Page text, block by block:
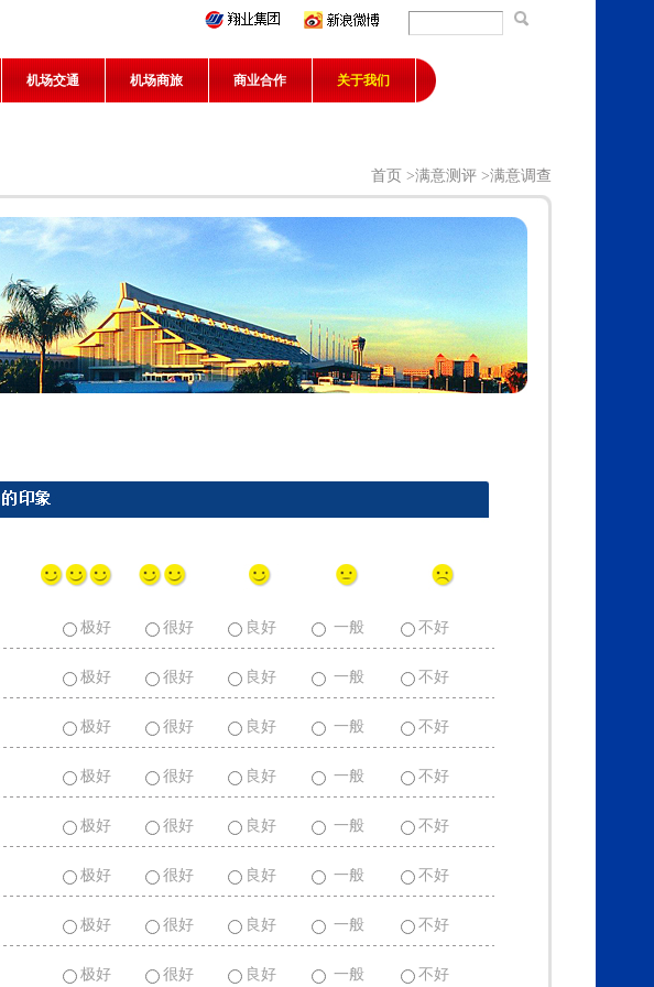
机场交通 机场商旅 商业合作 关于我们
首页 >满意测评 >满意调查
极好 很好 良好 一般 不好
极好 很好 良好 一般 不好
极好 很好 良好 一般 不好
极好 很好 良好 一般 不好
极好 很好 良好 一般 不好
极好 很好 良好 一般 不好
极好 很好 良好 一般 不好
极好 很好 良好 一般 不好